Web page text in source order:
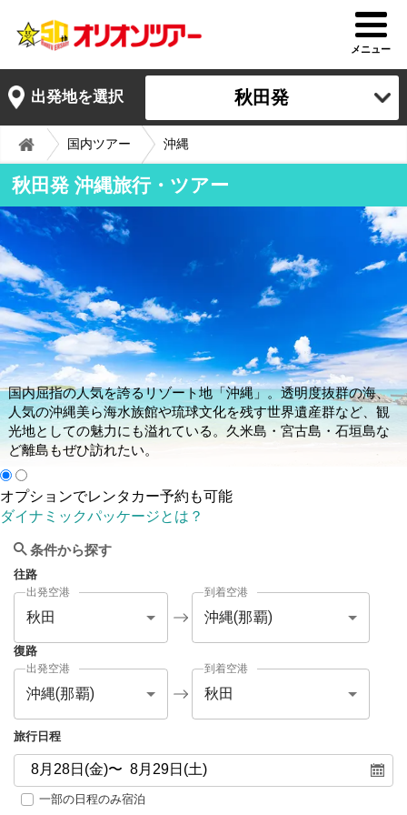
メニュー
出発地を選択 秋田発
国内ツアー 沖縄
秋田発 沖縄旅行・ツアー
国内屈指の人気を誇るリゾート地「沖縄」。透明度抜群の海、
人気の沖縄美ら海水族館や琉球文化を残す世界遺産群など、観
光地としての魅力にも溢れている。久米島・宮古島・石垣島な
ど離島もぜひ訪れたい。
オプションでレンタカー予約も可能
ダイナミックパッケージとは？
条件から探す
往路
出発空港
秋田
到着空港
沖縄(那覇)
復路
出発空港
沖縄(那覇)
到着空港
秋田
旅行日程
一部の日程のみ宿泊